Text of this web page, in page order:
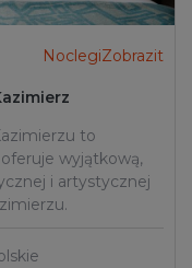
NoclegiZobrazit
to
wyjątkową,
i artystycznej